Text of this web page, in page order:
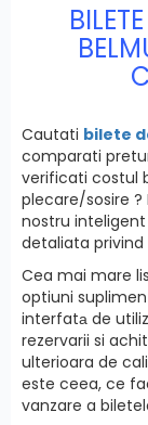
Cautati bilete
comparati
verificati costul
plecare/sosire
nostru
detaliata privind
Cea mai mare
optiuni
interfatа de
rezervarii si
ulterioara de
este ceea, ce
vanzare a